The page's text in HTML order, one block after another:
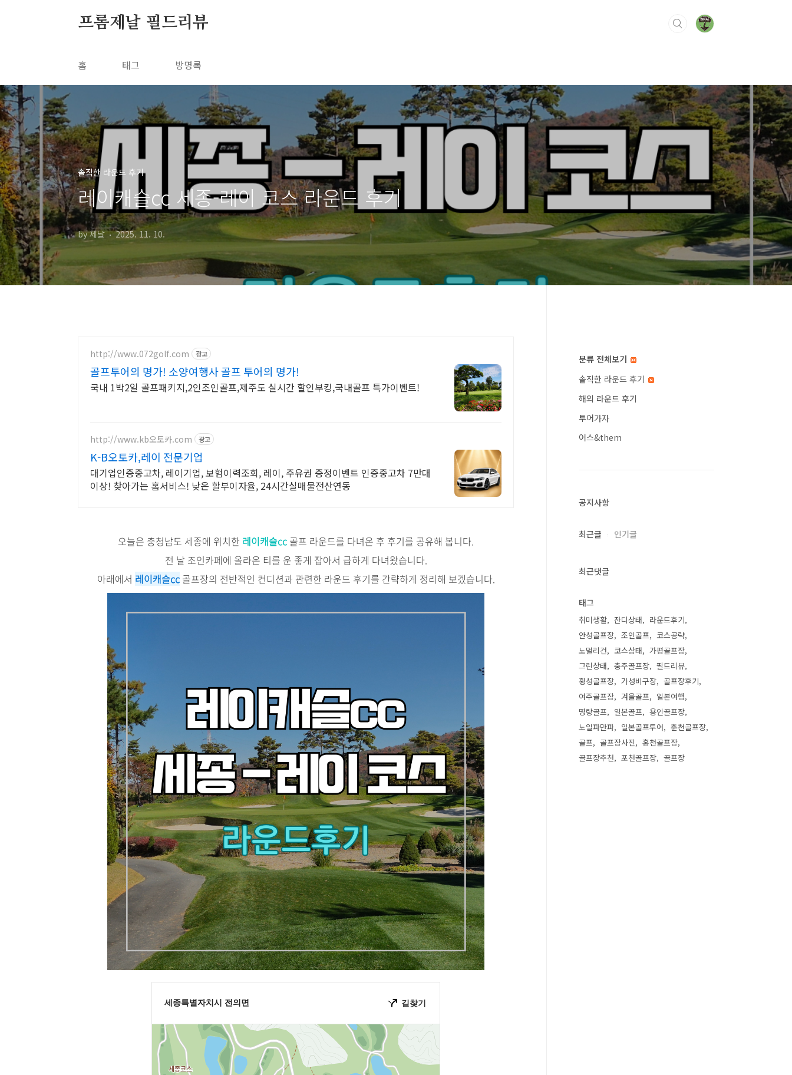
프롬제날 필드리뷰
홈 태그 방명록
솔직한 라운드 후기
레이캐슬cc 세종-레이 코스 라운드 후기
by 제날 2025. 11. 10.
http://www.072golf.com 광고
골프투어의 명가! 소양여행사 골프 투어의 명가!
국내 1박2일 골프패키지,2인조인골프,제주도 실시간 할인부킹,국내골프 특가이벤트!
http://www.kb오토카.com 광고
K-B오토카,레이 전문기업
대기업인증중고차, 레이기업, 보험이력조회, 레이, 주유권 증정이벤트 인증중고차 7만대
이상! 찾아가는 홈서비스! 낮은 할부이자율, 24시간실매물전산연동
오늘은 충청남도 세종에 위치한 레이캐슬cc 골프 라운드를 다녀온 후 후기를 공유해 봅니다.
전 날 조인카페에 올라온 티를 운 좋게 잡아서 급하게 다녀왔습니다.
아래에서 레이캐슬cc골프장의 전반적인 컨디션과 관련한 라운드 후기를 간략하게 정리해 보겠습니다.
분류 전체보기
솔직한 라운드 후기
해외 라운드 후기
투어가자
어스&them
공지사항
최근글 인기글
최근댓글
태그
취미생활 잔디상태
라운드후기
안성골프장
조인골프
코스공략
노멀리건
코스상태
가평골프장
그린상태
충주골프장
필드리뷰
횡성골프장
가성비구장
골프장후기
여주골프장
겨울골프
일본여행
명랑골프
일본골프
용인골프장
노일파만파
일본골프투어
춘천골프장
골프
골프장사진
홍천골프장
골프장추천
포천골프장 골프장